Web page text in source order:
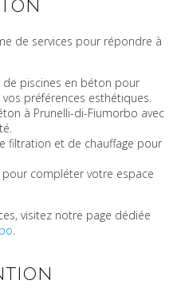
de services pour répondre à
piscines en béton pour
préférences esthétiques.
à Prunelli-di-Fiumorbo avec
filtration et de chauffage pour
compléter votre espace
visitez notre page dédiée